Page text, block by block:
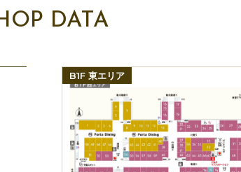
DATA
B1F 東エリア